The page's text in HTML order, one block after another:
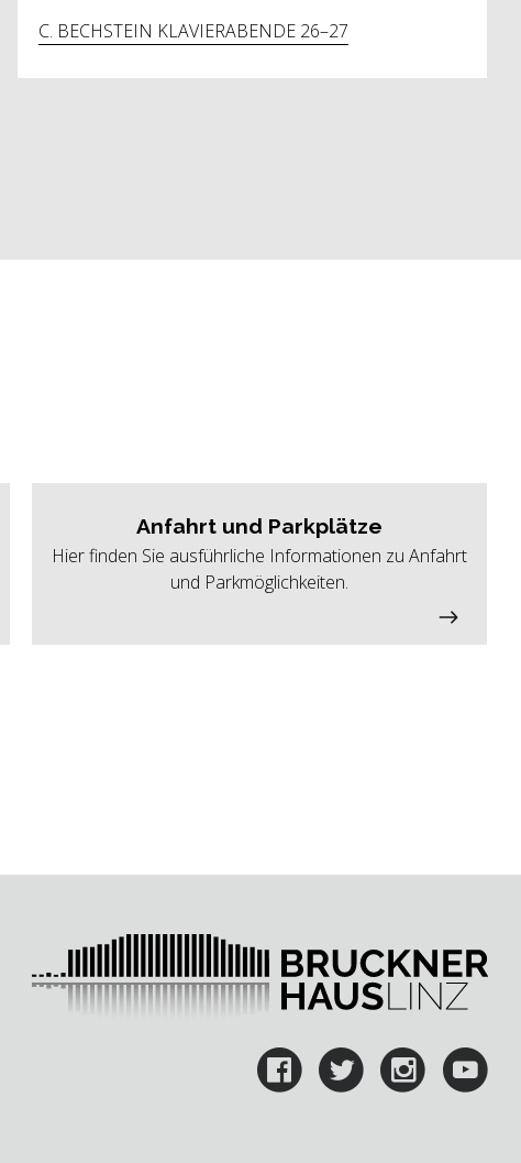
C. BECHSTEIN KLAVIERABENDE 26–27
Anfahrt und Parkplätze
Hier finden Sie ausführliche Informationen zu Anfahrt
und Parkmöglichkeiten.